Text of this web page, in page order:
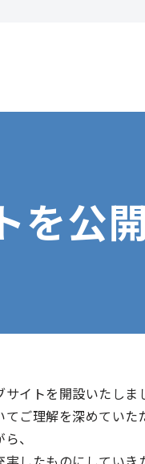
を公
イトを開設いたしま
ご理解を深めていた
、